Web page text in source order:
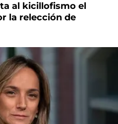
al kicillofismo el
la relección de